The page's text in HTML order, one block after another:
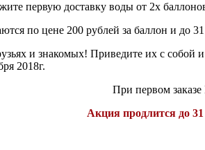
первую доставку воды от 2х
по цене 200 рублей за баллон и до
и знакомых! Приведите их с
2018г.
При первом
Акция продлится до